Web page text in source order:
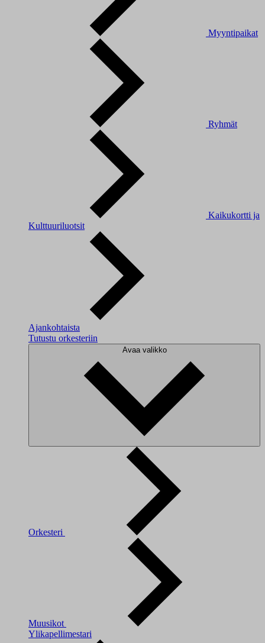
Myyntipaikat
Ryhmät
Kaikukortti ja
Kulttuuriluotsit
Ajankohtaista
Tutustu orkesteriin
Avaa valikko
Orkesteri
Muusikot
Ylikapellimestari